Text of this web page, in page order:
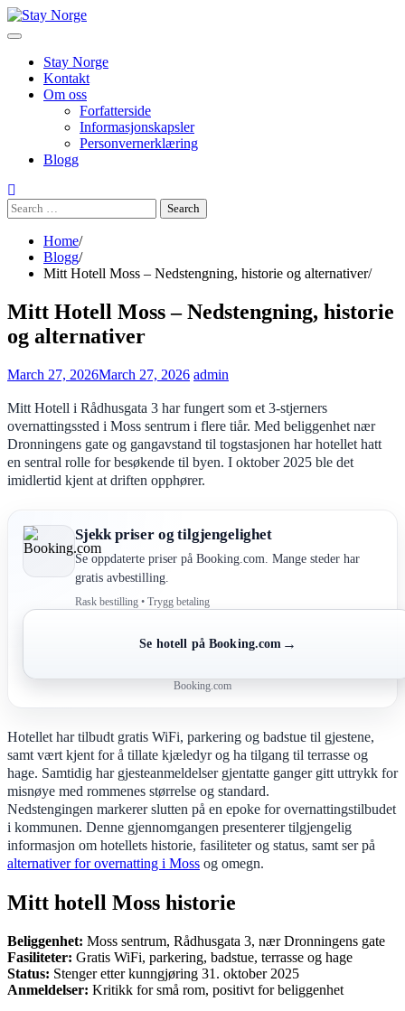
Skip
to
Stay Norge
Kontakt
Om oss
Forfatterside
Informasjonskapsler
Personvernerklæring
Blogg
Search
for:
Home
Blogg
Mitt Hotell Moss – Nedstengning, historie og alternativer
Mitt Hotell Moss – Nedstengning, historie
og alternativer
March 27, 2026March 27, 2026 admin
Mitt Hotell i Rådhusgata 3 har fungert som et 3-stjerners
overnattingssted i Moss sentrum i flere tiår. Med beliggenhet nær
Dronningens gate og gangavstand til togstasjonen har hotellet hatt
en sentral rolle for besøkende til byen. I oktober 2025 ble det
imidlertid kjent at driften opphører.
Sjekk priser og tilgjengelighet
Se oppdaterte priser på Booking.com. Mange steder har
gratis avbestilling.
Rask bestilling • Trygg betaling
Se hotell på Booking.com →
Booking.com
Hotellet har tilbudt gratis WiFi, parkering og badstue til gjestene,
samt vært kjent for å tillate kjæledyr og ha tilgang til terrasse og
hage. Samtidig har gjesteanmeldelser gjentatte ganger gitt uttrykk for
misnøye med rommenes størrelse og standard.
Nedstengingen markerer slutten på en epoke for overnattingstilbudet
i kommunen. Denne gjennomgangen presenterer tilgjengelig
informasjon om hotellets historie, fasiliteter og status, samt ser på
alternativer for overnatting i Moss og omegn.
Mitt hotell Moss historie
Beliggenhet: Moss sentrum, Rådhusgata 3, nær Dronningens gate
Fasiliteter: Gratis WiFi, parkering, badstue, terrasse og hage
Status: Stenger etter kunngjøring 31. oktober 2025
Anmeldelser: Kritikk for små rom, positivt for beliggenhet